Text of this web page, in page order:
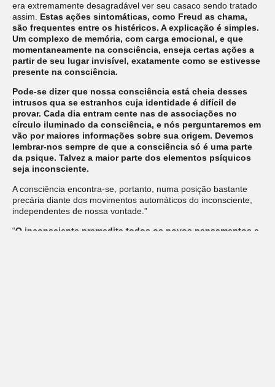
era extremamente desagradável ver seu casaco sendo tratado
assim. Estas ações sintomáticas, como Freud as chama,
são frequentes entre os histéricos. A explicação é simples.
Um complexo de memória, com carga emocional, e que
momentaneamente na consciência, enseja certas ações a
partir de seu lugar invisível, exatamente como se estivesse
presente na consciência.
Pode-se dizer que nossa consciência está cheia desses
intrusos qua se estranhos cuja identidade é difícil de
provar. Cada dia entram cente nas de associações no
círculo iluminado da consciência, e nós perguntaremos em
vão por maiores informações sobre sua origem. Devemos
lembrar-nos sempre de que a consciência só é uma parte
da psique. Talvez a maior parte dos elementos psíquicos
seja inconsciente.
A consciência encontra-se, portanto, numa posição bastante
precária diante dos movimentos automáticos do inconsciente,
independentes de nossa vontade.”
“O inconsciente premedita todos os novos pensamentos e